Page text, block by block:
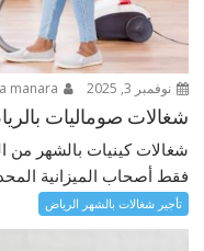
نوفمبر 3, 2025
شغالات صوماليات بالرياض
شغالات كينيات بالشهر من
فقط أصحاب الميزانية
تأجير شغالات بالشهر الرياض